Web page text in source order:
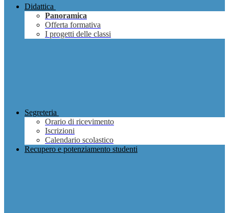
Didattica
Panoramica
Offerta formativa
I progetti delle classi
Segreteria
Orario di ricevimento
Iscrizioni
Calendario scolastico
Recupero e potenziamento studenti